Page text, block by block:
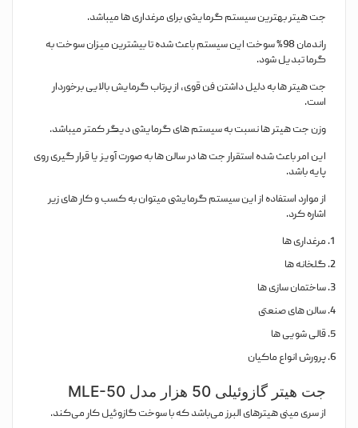
جت هیتر بهترین سیستم گرمایشی برای مرغداری ها میباشد.
راندمان 98% سوخت این سیستم باعث شده تا بیشترین میزان سوخت به
گرما تبدیل شود.
جت هیتر ها به دلیل داشتن فن قوی، از پرتاب گرمایش بالایی برخوردار
است.
وزن جت هیتر ها نسبت به سیستم های گرمایشی دیگر کمتر میباشد.
این امر باعث شده استقرار جت ها در سالن ها به صورت آویز یا قرار گیری روی
پایه باشد.
از موارد استفاده از این سیستم گرمایشی میتوان به کسب و کار های زیر
اشاره کرد.
مرغداری ها
گلخانه ها
ساختمان سازی ها
سالن های صنعتی
قالی شویی ها
پرورش انواع ماکیان
جت هیتر گازوئیلی 50 هزار مدل MLE-50
از سری مینی هیترهای البرز می‌باشد که با سوخت گازوئیل کار می‌کند.